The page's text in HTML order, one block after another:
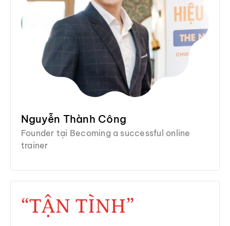
Nguyễn Thành Công
Founder tại Becoming a successful online
trainer
“TẬN TÌNH”